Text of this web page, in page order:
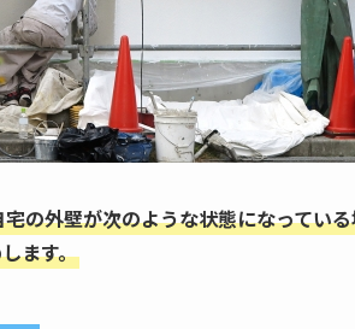
の外壁が次のような状態になってい
ます。